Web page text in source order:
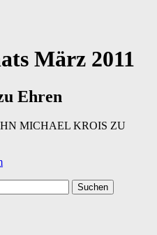
März 2011
Ehren
MICHAEL KROIS ZU